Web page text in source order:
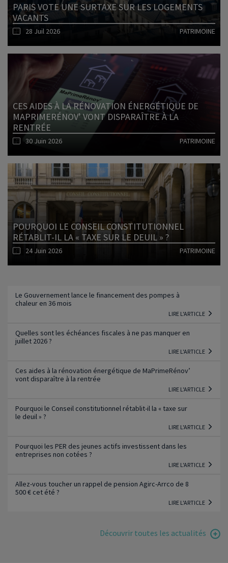
PARIS VOTE UNE SURTAXE SUR LES LOGEMENTS
VACANTS
28 Juil 2026 PATRIMOINE
Lire l'article
CES AIDES À LA RÉNOVATION ÉNERGÉTIQUE DE
MAPRIMERÉNOV’ VONT DISPARAÎTRE À LA
RENTRÉE
30 Juin 2026 PATRIMOINE
Lire l'article
POURQUOI LE CONSEIL CONSTITUTIONNEL
RÉTABLIT-IL LA « TAXE SUR LE DEUIL » ?
24 Juin 2026 PATRIMOINE
Le Gouvernement lance le financement des pompes à
chaleur en 36 mois
LIRE L'ARTICLE
Quelles sont les échéances fiscales à ne pas manquer en
juillet 2026 ?
LIRE L'ARTICLE
Ces aides à la rénovation énergétique de MaPrimeRénov’
vont disparaître à la rentrée
LIRE L'ARTICLE
Pourquoi le Conseil constitutionnel rétablit-il la « taxe sur
le deuil » ?
LIRE L'ARTICLE
Pourquoi les PER des jeunes actifs investissent dans les
entreprises non cotées ?
LIRE L'ARTICLE
Allez-vous toucher un rappel de pension Agirc-Arrco de 8
500 € cet été ?
LIRE L'ARTICLE
Découvrir toutes les actualités